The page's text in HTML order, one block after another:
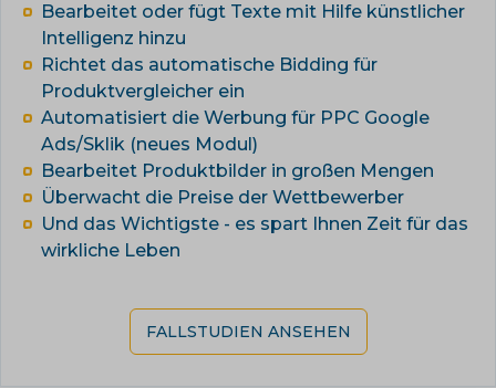
Bearbeitet oder fügt Texte mit Hilfe künstlicher
Intelligenz hinzu
Richtet das automatische Bidding für
Produktvergleicher ein
Automatisiert die Werbung für PPC Google
Ads/Sklik (neues Modul)
Bearbeitet Produktbilder in großen Mengen
Überwacht die Preise der Wettbewerber
Und das Wichtigste - es spart Ihnen Zeit für das
wirkliche Leben
FALLSTUDIEN ANSEHEN